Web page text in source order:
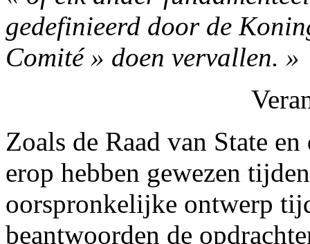
gedefinieerd door de
Comité » doen vervallen. »
Zoals de Raad van State
erop hebben gewezen
oorspronkelijke ontwerp
beantwoorden de